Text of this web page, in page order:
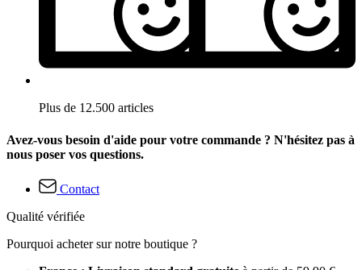
Plus de 12.500 articles
Avez-vous besoin d'aide pour votre commande ? N'hésitez pas à
nous poser vos questions.
Contact
Qualité vérifiée
Pourquoi acheter sur notre boutique ?